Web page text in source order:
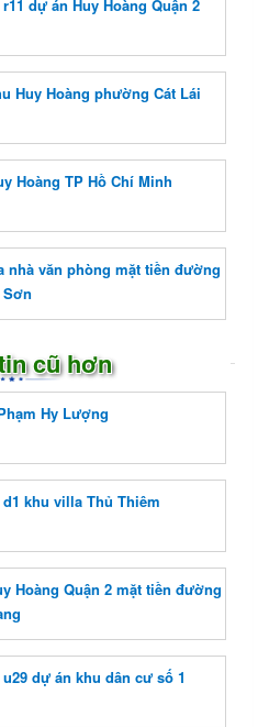
dự án Huy Hoàng Quận 2
Huy Hoàng phường Cát Lái
Hoàng TP Hồ Chí Minh
nhà văn phòng mặt tiền đường
Sơn
cũ hơn
Hy Lượng
khu villa Thủ Thiêm
Hoàng Quận 2 mặt tiền đường
dự án khu dân cư số 1